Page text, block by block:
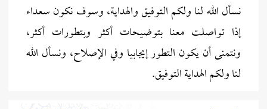
نسأل الله لنا ولكم التوفيق والهداية، وسوف نكون سعداء
إذا تواصلت معنا بتوضيحات أكثر وبتطورات أكثر،
ونتمنى أن يكون التطور إيجابيا وفي الإصلاح، ونسأل الله
لنا ولكم الهداية التوفيق.